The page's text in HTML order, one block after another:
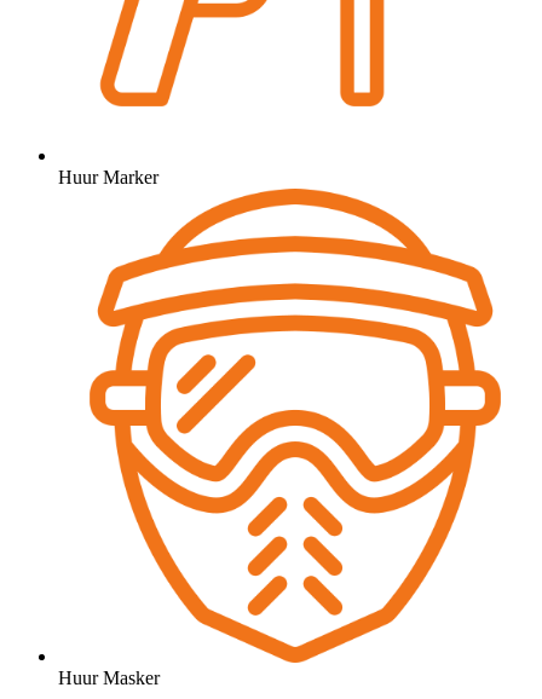
Huur Marker
Huur Masker